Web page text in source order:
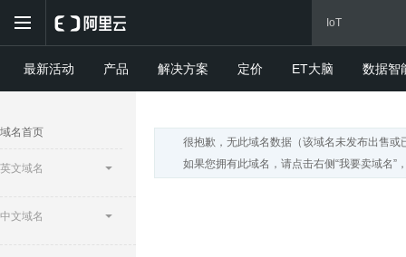
最新活动 产品 解决方案 定价 ET大脑 数据智
域名首页
英文域名
中文域名
很抱歉，无此域名数据（该域名未发布出售或
如果您拥有此域名，请点击右侧“我要卖域名”